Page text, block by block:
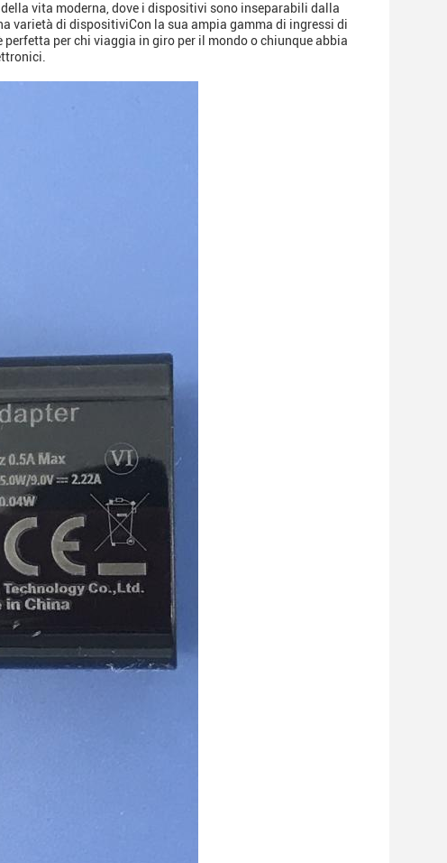
vita moderna, dove i dispositivi sono inseparabili dalla
varietà di dispositiviCon la sua ampia gamma di ingressi di
per chi viaggia in giro per il mondo o chiunque abbia